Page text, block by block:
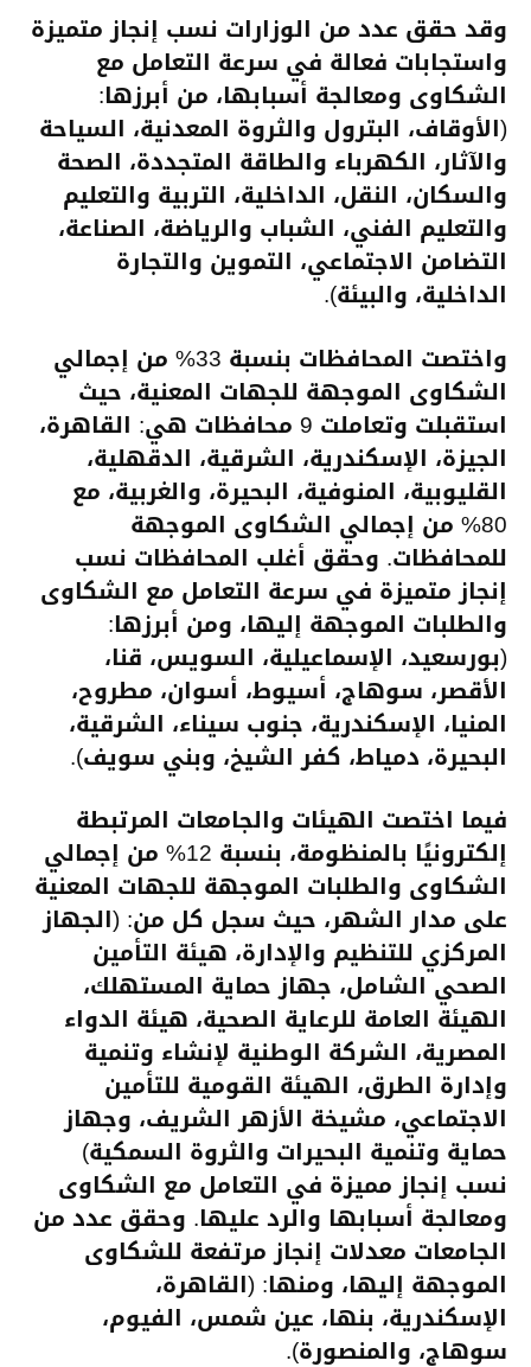
وقد حقق عدد من الوزارات نسب إنجاز متميزة
واستجابات فعالة في سرعة التعامل مع
الشكاوى ومعالجة أسبابها، من أبرزها:
(الأوقاف، البترول والثروة المعدنية، السياحة
والآثار، الكهرباء والطاقة المتجددة، الصحة
والسكان، النقل، الداخلية، التربية والتعليم
والتعليم الفني، الشباب والرياضة، الصناعة،
التضامن الاجتماعي، التموين والتجارة
الداخلية، والبيئة).
واختصت المحافظات بنسبة 33% من إجمالي
الشكاوى الموجهة للجهات المعنية، حيث
استقبلت وتعاملت 9 محافظات هي: القاهرة،
الجيزة، الإسكندرية، الشرقية، الدقهلية،
القليوبية، المنوفية، البحيرة، والغربية، مع
80% من إجمالي الشكاوى الموجهة
للمحافظات. وحقق أغلب المحافظات نسب
إنجاز متميزة في سرعة التعامل مع الشكاوى
والطلبات الموجهة إليها، ومن أبرزها:
(بورسعيد، الإسماعيلية، السويس، قنا،
الأقصر، سوهاج، أسيوط، أسوان، مطروح،
المنيا، الإسكندرية، جنوب سيناء، الشرقية،
البحيرة، دمياط، كفر الشيخ، وبني سويف).
فيما اختصت الهيئات والجامعات المرتبطة
إلكترونيًا بالمنظومة، بنسبة 12% من إجمالي
الشكاوى والطلبات الموجهة للجهات المعنية
على مدار الشهر، حيث سجل كل من: (الجهاز
المركزي للتنظيم والإدارة، هيئة التأمين
الصحي الشامل، جهاز حماية المستهلك،
الهيئة العامة للرعاية الصحية، هيئة الدواء
المصرية، الشركة الوطنية لإنشاء وتنمية
وإدارة الطرق، الهيئة القومية للتأمين
الاجتماعي، مشيخة الأزهر الشريف، وجهاز
حماية وتنمية البحيرات والثروة السمكية)
نسب إنجاز مميزة في التعامل مع الشكاوى
ومعالجة أسبابها والرد عليها. وحقق عدد من
الجامعات معدلات إنجاز مرتفعة للشكاوى
الموجهة إليها، ومنها: (القاهرة،
الإسكندرية، بنها، عين شمس، الفيوم،
سوهاج، والمنصورة).